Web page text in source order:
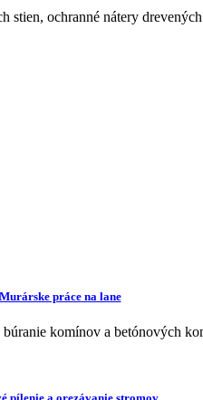
stien, ochranné nátery
Murárske práce na lane
komínov a betónových